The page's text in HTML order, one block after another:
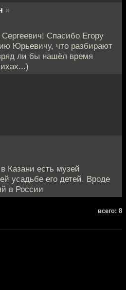
»
Спасибо Егору
Юрьевичу, что разбирают
ли бы нашёл время
Казани есть музей
усадьбе его детей. Вроде
в России
всего: 8